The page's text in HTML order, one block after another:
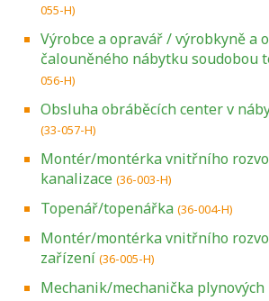
055-H)
Výrobce a opravář / výrobkyně a
čalouněného nábytku soudobou
056-H)
Obsluha obráběcích center v
(33-057-H)
Montér/montérka vnitřního
kanalizace (36-003-H)
Topenář/topenářka (36-004-H)
Montér/montérka vnitřního
zařízení (36-005-H)
Mechanik/mechanička